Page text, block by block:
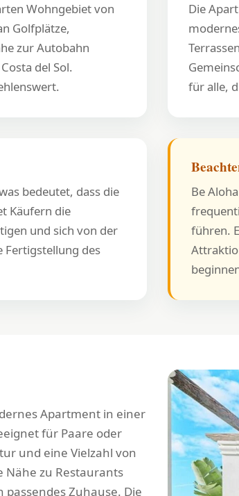
Wohngebiet von
Golfplätze,
zur Autobahn
del Sol.
Die
für alle,
bedeutet, dass die
Käufern die
und sich von der
Fertigstellung des
Be
führen.
Apartment in einer
für Paare oder
und eine Vielzahl von
Nähe zu Restaurants
Zuhause. Die